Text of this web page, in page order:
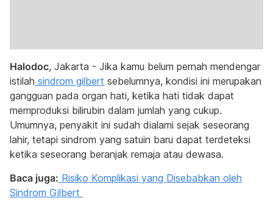
Halodoc, Jakarta - Jika kamu belum pernah mendengar
istilah sindrom gilbert sebelumnya, kondisi ini merupakan
gangguan pada organ hati, ketika hati tidak dapat
memproduksi bilirubin dalam jumlah yang cukup.
Umumnya, penyakit ini sudah dialami sejak seseorang
lahir, tetapi sindrom yang satuin baru dapat terdeteksi
ketika seseorang beranjak remaja atau dewasa.
Baca juga: Risiko Komplikasi yang Disebabkan oleh
Sindrom Gilbert